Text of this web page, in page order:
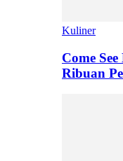
Kuliner
Come
Ribuan